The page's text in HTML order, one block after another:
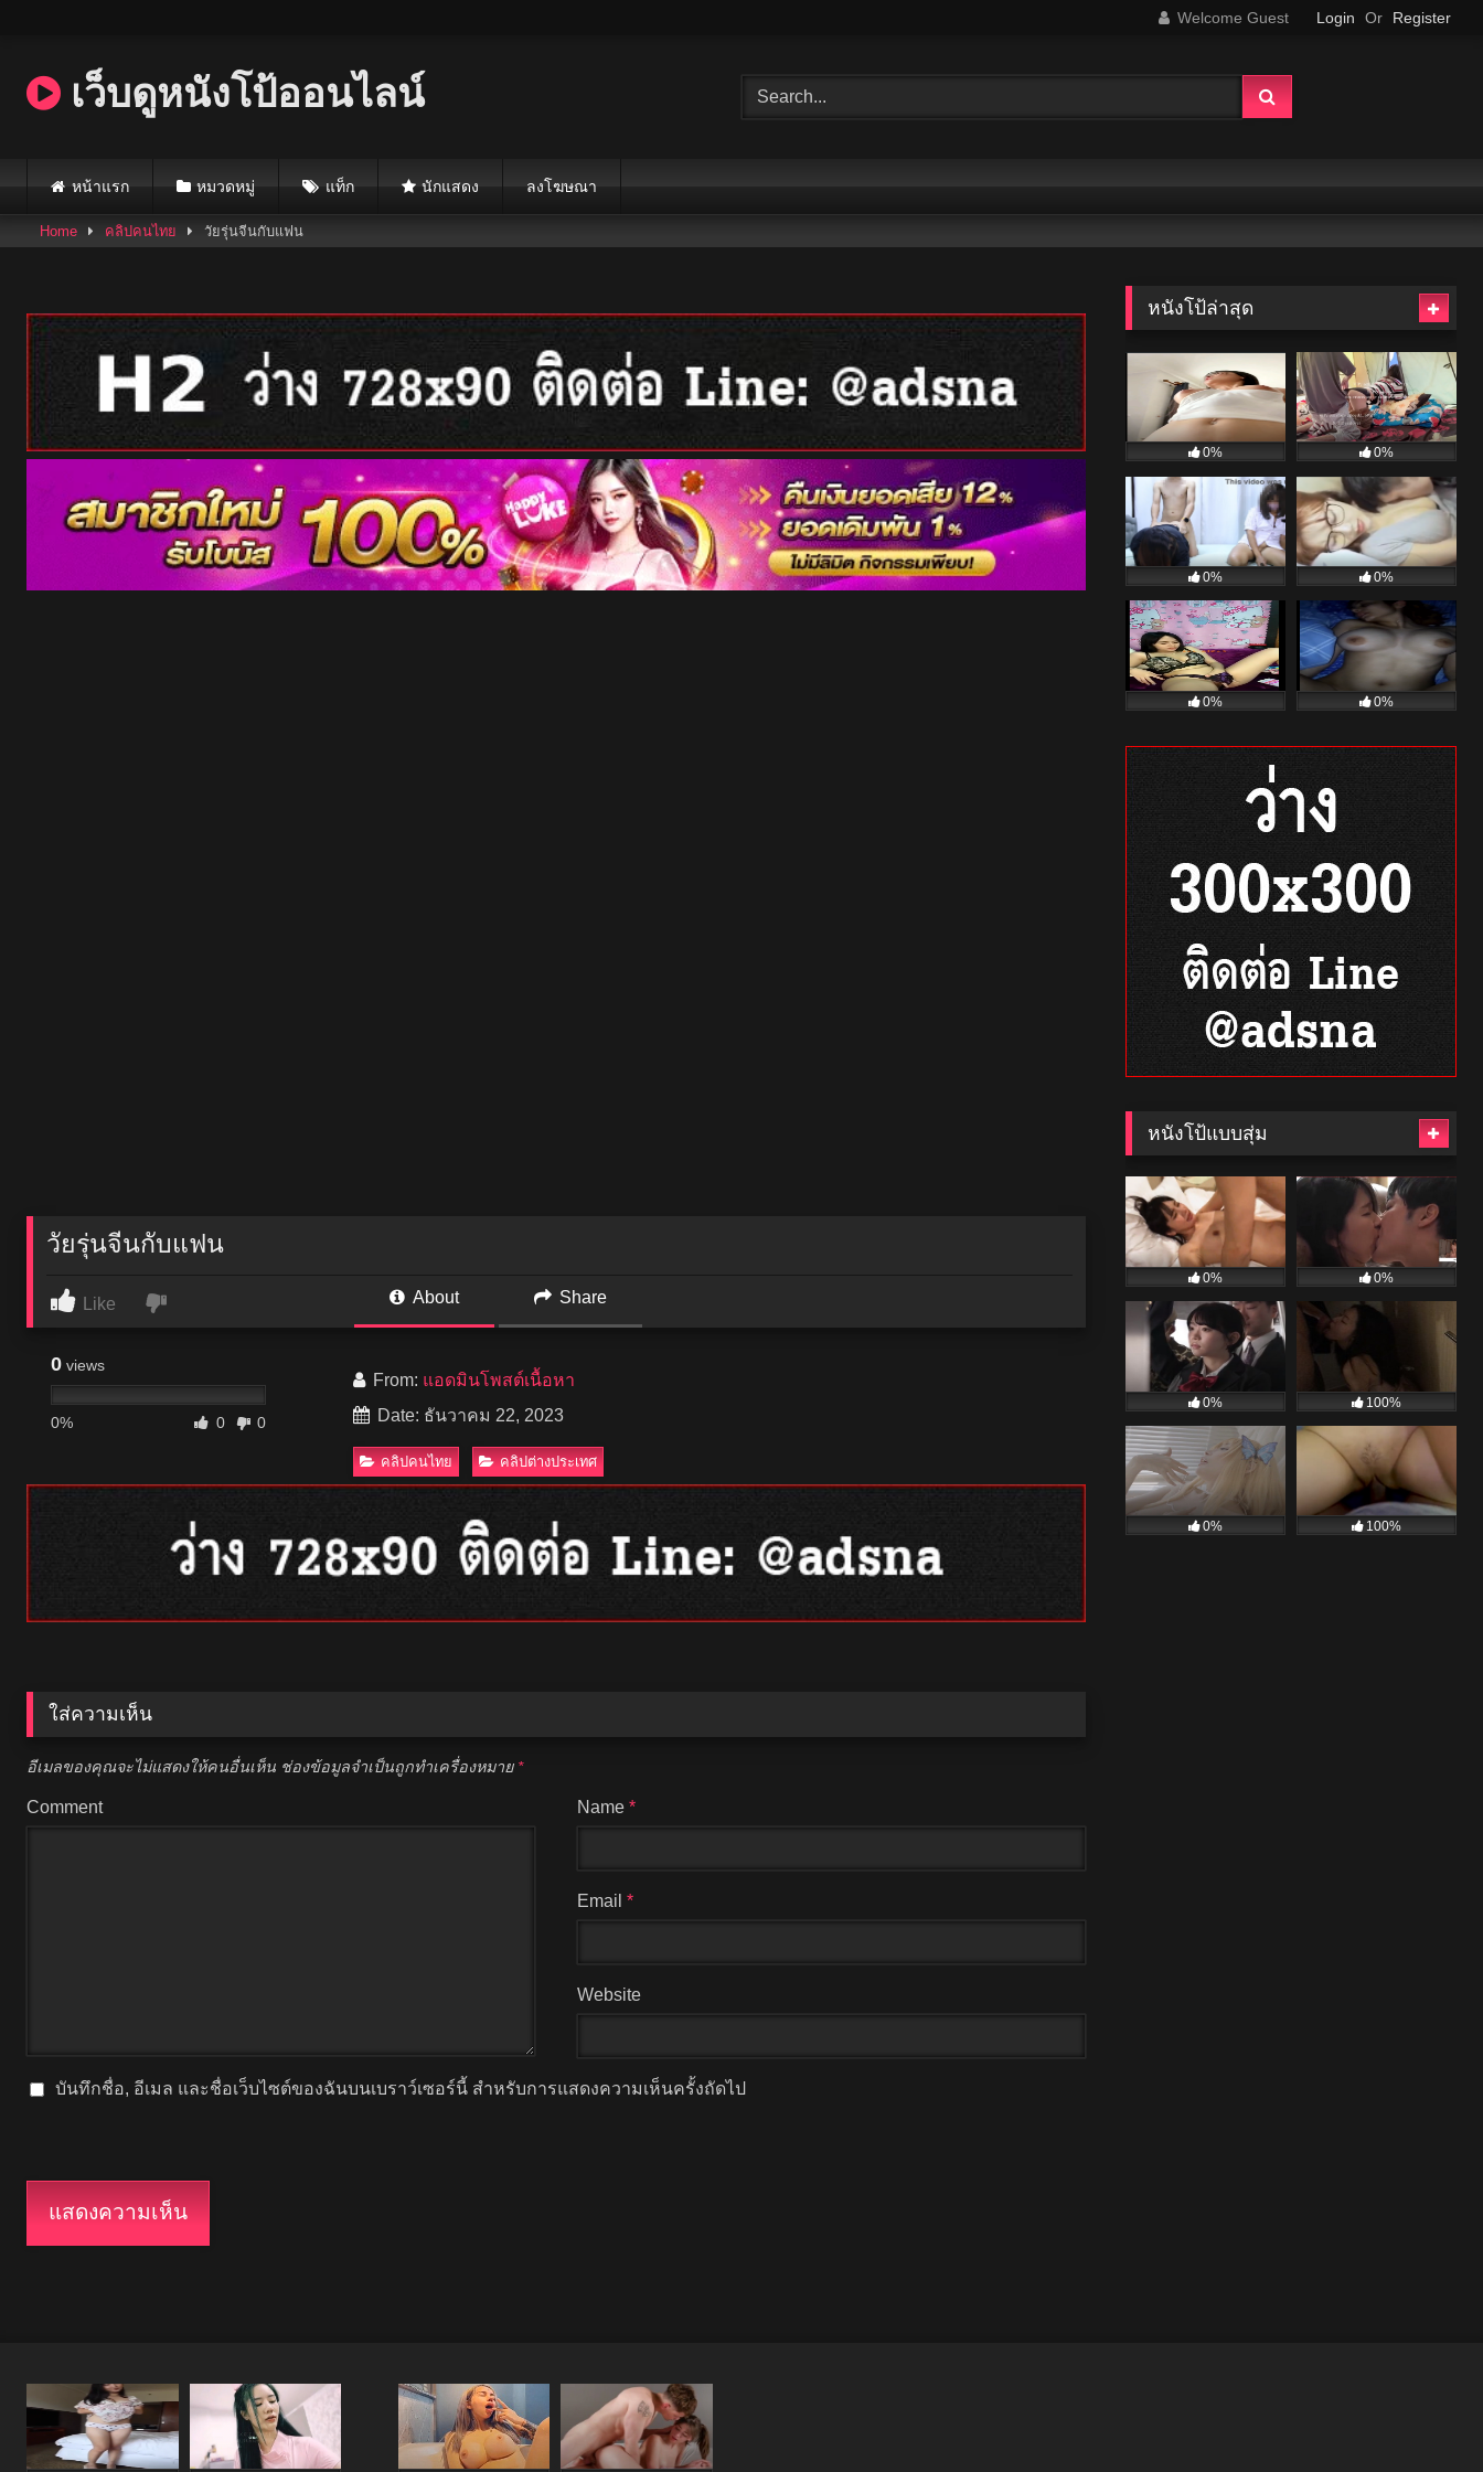
Welcome Guest Login Or Register
เว็บดูหนังโป้ออนไลน์
หน้าแรก หมวดหมู่ แท็ก นักแสดง ลงโฆษณา
Home คลิปคนไทย วัยรุ่นจีนกับแฟน
วัยรุ่นจีนกับแฟน
Like About Share
0 views
0% 0 0
From: แอดมินโพสต์เนื้อหา
Date: ธันวาคม 22, 2023
คลิปคนไทย คลิปต่างประเทศ
ใส่ความเห็น
อีเมลของคุณจะไม่แสดงให้คนอื่นเห็น ช่องข้อมูลจำเป็นถูกทำเครื่องหมาย *
Comment Name*
Email*
Website
บันทึกชื่อ, อีเมล และชื่อเว็บไซต์ของฉันบนเบราว์เซอร์นี้ สำหรับการแสดงความเห็นครั้งถัดไป
หนังโป้ล่าสุด
0% 0%
0% 0%
0% 0%
หนังโป้แบบสุ่ม
0% 0%
0% 100%
0% 100%